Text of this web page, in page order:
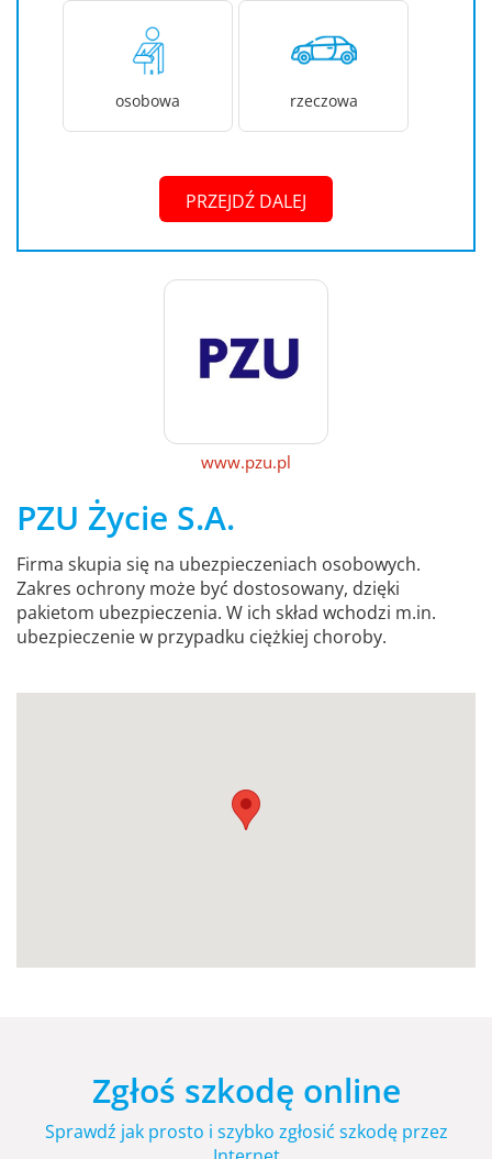
osobowa rzeczowa
PRZEJDŹ DALEJ
www.pzu.pl
PZU Życie S.A.
Firma skupia się na ubezpieczeniach osobowych.
Zakres ochrony może być dostosowany, dzięki
pakietom ubezpieczenia. W ich skład wchodzi m.in.
ubezpieczenie w przypadku ciężkiej choroby.
Zgłoś szkodę online
Sprawdź jak prosto i szybko zgłosić szkodę przez